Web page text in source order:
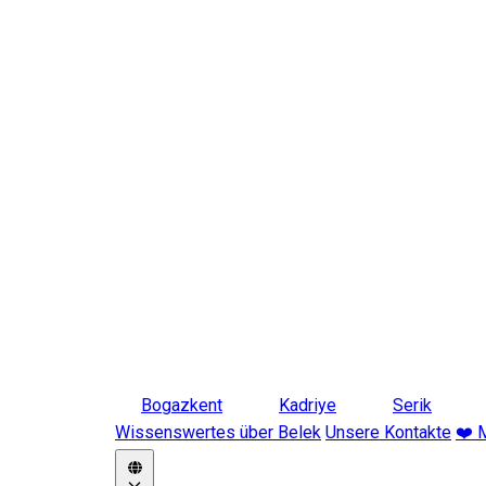
Bogazkent Kadriye
Serik
Wissenswertes über Belek Unsere Kontakte ❤️